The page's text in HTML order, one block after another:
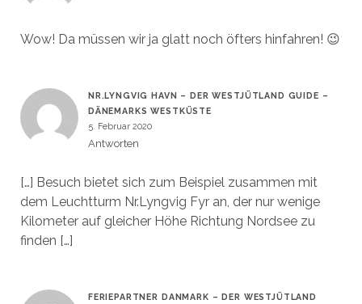
Wow! Da müssen wir ja glatt noch öfters hinfahren! 😉
NR.LYNGVIG HAVN – DER WESTJÜTLAND GUIDE –
DÄNEMARKS WESTKÜSTE
5. Februar 2020
Antworten
[…] Besuch bietet sich zum Beispiel zusammen mit
dem Leuchtturm Nr.Lyngvig Fyr an, der nur wenige
Kilometer auf gleicher Höhe Richtung Nordsee zu
finden […]
FERIEPARTNER DANMARK – DER WESTJÜTLAND